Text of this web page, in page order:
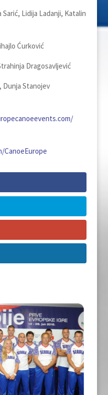
Sarić, Lidija Ladanji, Katalin
Ćurković
Dragosavljević
Dunja Stanojev